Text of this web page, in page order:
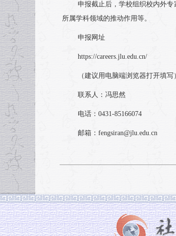
申报截止后，学校组织校内外
所属学科领域的推动作用等。
申报网址
https://careers.jlu.edu.cn/
（建议用电脑端浏览器打开填写
联系人：冯思然
电话：0431-85166074
邮箱：fengsiran@jlu.edu.cn